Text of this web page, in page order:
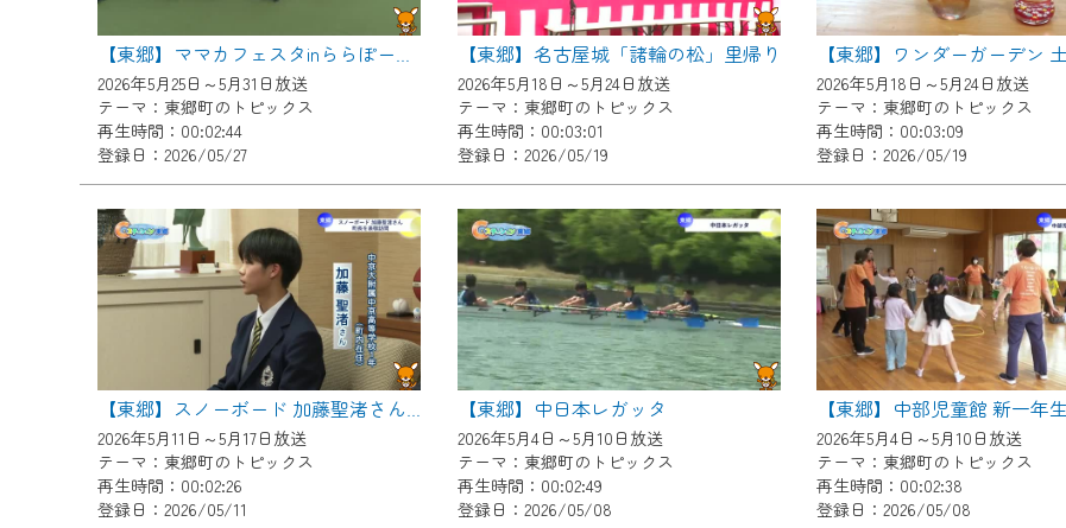
【東郷】ママカフェスタinららぽーと愛知東郷
2026年5月25日～5月31日放送
テーマ：東郷町のトピックス
再生時間：00:02:44
登録日：2026/05/27
【東郷】名古屋城「諸輪の松」里帰り
2026年5月18日～5月24日放送
テーマ：東郷町のトピックス
再生時間：00:03:01
登録日：2026/05/19
2026年5月18日～5月24日放送
テーマ：東郷町のトピックス
再生時間：00:03:09
登録日：2026/05/19
【東郷】スノーボード 加藤聖渚さんが町長を表敬訪問
2026年5月11日～5月17日放送
テーマ：東郷町のトピックス
再生時間：00:02:26
登録日：2026/05/11
【東郷】中日本レガッタ
2026年5月4日～5月10日放送
テーマ：東郷町のトピックス
再生時間：00:02:49
登録日：2026/05/08
2026年5月4日～5月10日放送
テーマ：東郷町のトピックス
再生時間：00:02:38
登録日：2026/05/08
※マイページへのログインには、MyIDが必要となります。
※MyIDとは、CCNet Web TVを含むCCNetの各種サービスをご利用頂くためのIDです。
IDはお客様が使っているメールアドレスで設定できます。
（GmailやYahooなどのフリーメールアドレスでも作成可能です）
※マイページへのログイン・MyIDの新規登録は
※CCNetアプリをご利用中の方は引き続きご視聴いただけます。
＜メンテナンス情報＞
CCNetWebTVのリニューアルにともないメンテナンス作業を予定しています。
日時 9/24 9:30～16:30
作業の間は、CCNetWebTVの画面が「メンテナンス中」になり、ご利用いただけません。
ご不便をおかけいたしますが、ご了承の程よろしくお願いいたします。